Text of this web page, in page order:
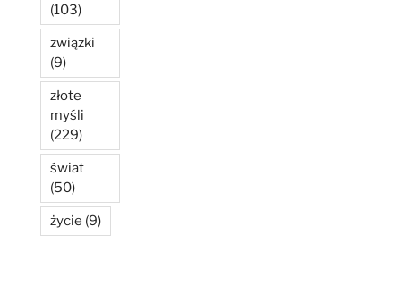
(103)
związki
(9)
złote
myśli
(229)
świat
(50)
życie (9)